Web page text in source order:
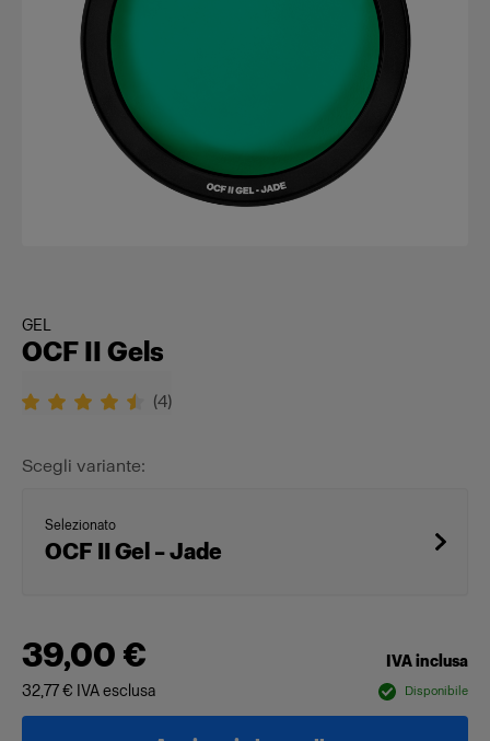
GEL
OCF II Gels
(4)
Scegli variante:
Selezionato
OCF II Gel – Jade
39,00 €
IVA inclusa
32,77 € IVA esclusa Disponibile